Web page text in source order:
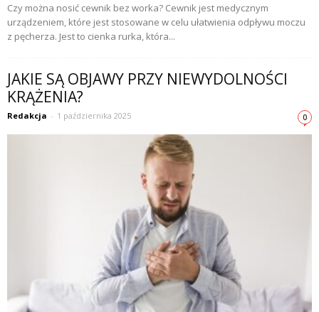
Czy można nosić cewnik bez worka? Cewnik jest medycznym
urządzeniem, które jest stosowane w celu ułatwienia odpływu moczu
z pęcherza. Jest to cienka rurka, która...
JAKIE SĄ OBJAWY PRZY NIEWYDOLNOŚCI
KRĄŻENIA?
Redakcja - 1 października 2025 0